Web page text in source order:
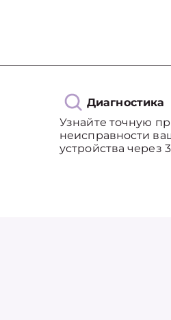
Диагностика
Узнайте точную
неисправности
устройства через